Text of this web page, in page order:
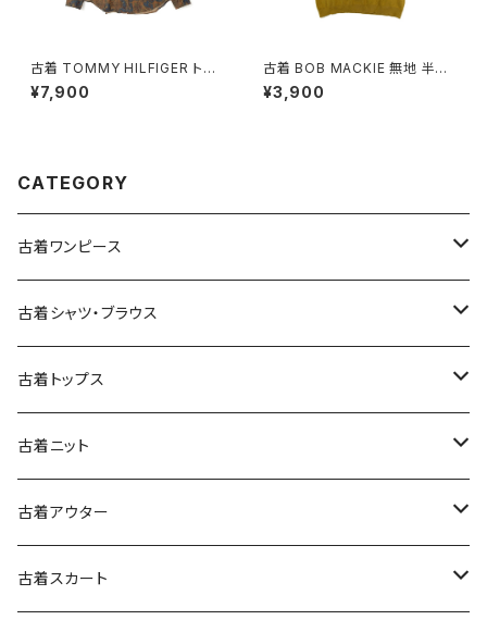
古着 TOMMY HILFIGER トミ
ーヒルフィガー 前開き 総柄 ペ
イズリー柄 コットン100％ 長袖
¥7,900
古着 BOB MACKIE 無地 半袖
ニット マスタード 黄 (ttu25090
76)
¥3,900
CATEGORY
古着ワンピース
古着長袖ワンピース
古着半袖ワンピース
古着ノースリーブワンピース
古着キャミソールワンピース
古着ベアトップワンピース
古着シャツ・ブラウス
古着長袖シャツ・ブラウス
古着半袖シャツ・ブラウス
古着ノースリーブシャツ・ブラウス
古着トップス
古着スウェット&パーカー
古着スウェット
古着パーカー
古着プルオーバー
古着長袖プルオーバー
古着Ｔシャツ
古着ニット
古着セーター
古着カーディガン
古着アウター
古着ライトジャケット
古着スカート